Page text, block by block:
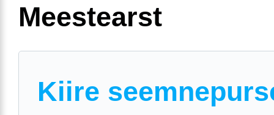
Meestearst
Kiire